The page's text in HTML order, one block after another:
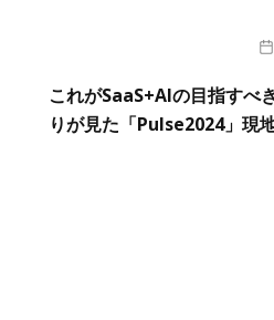
これがSaaS+AIの目指すべ
りが見た「Pulse2024」現